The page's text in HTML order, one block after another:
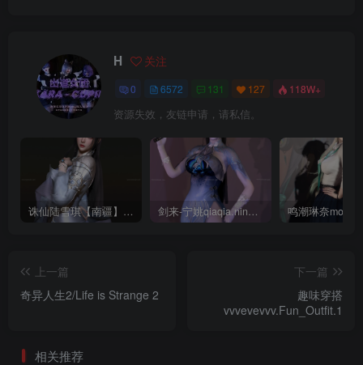
H 关注
0 6572 131 127 118W+
资源失效，友链申请，请私信。
诛仙陆雪琪【南疆】CoveRig 剑来-宁姚qiaqia.ningyao-re.1
上一篇
奇异人生2/Life is Strange 2
下一篇
趣味穿搭
vvvevevvv.Fun_Outfit.1
相关推荐